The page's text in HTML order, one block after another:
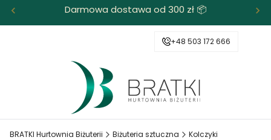
Darmowa dostawa od 300 zł 📦
+48 503 172 666
BRATKI Hurtownia Biżuterii Biżuteria sztuczna Kolczyki